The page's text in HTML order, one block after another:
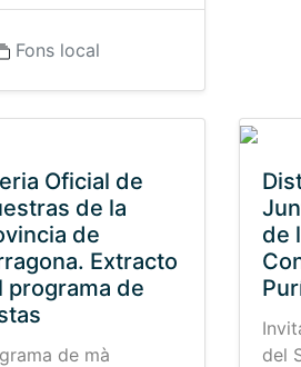
Fons local
Oficial de
de la
de
Extracto
programa de
de mà
de
del